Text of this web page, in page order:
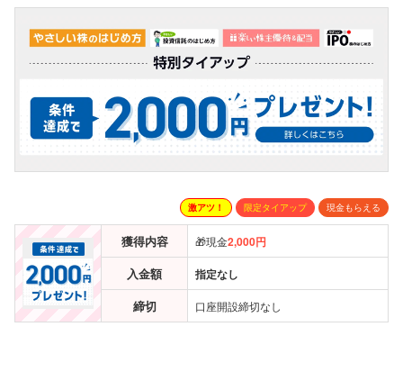
激アツ！ 限定タイアップ 現金もらえる
獲得内容 🎁現金2,000円
入金額 指定なし
締切 口座開設締切なし